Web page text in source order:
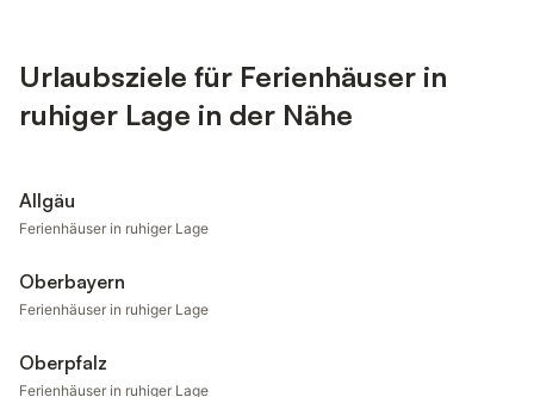
Urlaubsziele für Ferienhäuser in
ruhiger Lage in der Nähe
Allgäu
Ferienhäuser in ruhiger Lage
Oberbayern
Ferienhäuser in ruhiger Lage
Oberpfalz
Ferienhäuser in ruhiger Lage